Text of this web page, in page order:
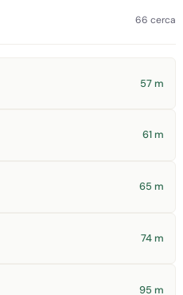
66 cerca
57 m
61 m
65 m
74 m
95 m